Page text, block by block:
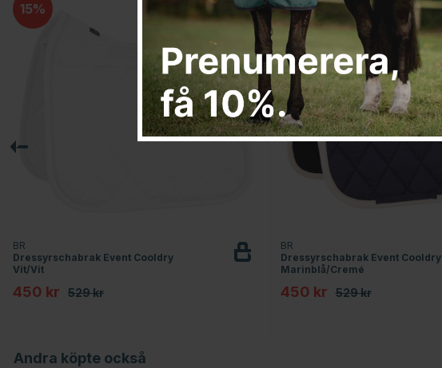
15
BR
Dressyrschabrak Event Cooldry
Vit/Vit
450 kr 529 kr
15
BR
Dressyrschabrak Event Cooldry
Marinblå/Cremé
450 kr 529 kr
Andra köpte också